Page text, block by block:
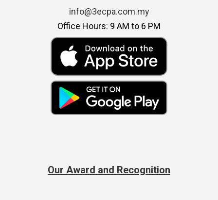
info@3ecpa.com.my
Office Hours: 9 AM to 6 PM
Our Award and Recognition